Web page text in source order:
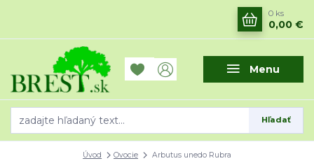
Menu
Hľadať
0 ks
0,00 €
Úvod Ovocie Arbutus unedo Rubra